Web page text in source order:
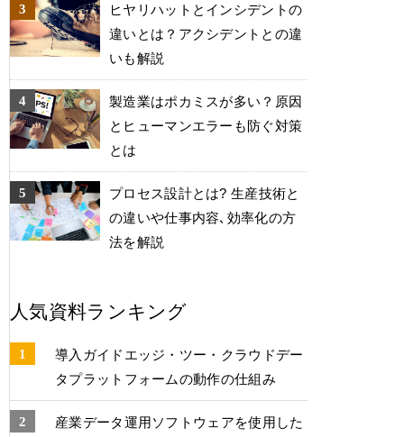
ヒヤリハットとインシデントの
違いとは？アクシデントとの違
いも解説
製造業はポカミスが多い？原因
とヒューマンエラーも防ぐ対策
とは
プロセス設計とは? 生産技術と
の違いや仕事内容､効率化の方
法を解説
人気資料ランキング
導入ガイドエッジ・ツー・クラウドデー
タプラットフォームの動作の仕組み
産業データ運⽤ソフトウェアを使⽤した